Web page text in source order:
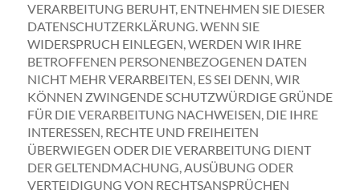
VERARBEITUNG BERUHT, ENTNEHMEN SIE DIESER
DATENSCHUTZERKLÄRUNG. WENN SIE
WIDERSPRUCH EINLEGEN, WERDEN WIR IHRE
BETROFFENEN PERSONENBEZOGENEN DATEN
NICHT MEHR VERARBEITEN, ES SEI DENN, WIR
KÖNNEN ZWINGENDE SCHUTZWÜRDIGE GRÜNDE
FÜR DIE VERARBEITUNG NACHWEISEN, DIE IHRE
INTERESSEN, RECHTE UND FREIHEITEN
ÜBERWIEGEN ODER DIE VERARBEITUNG DIENT
DER GELTENDMACHUNG, AUSÜBUNG ODER
VERTEIDIGUNG VON RECHTSANSPRÜCHEN